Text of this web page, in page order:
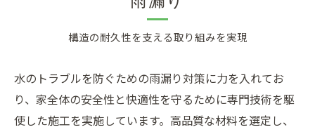
構造の耐久性を支える取り組みを実現
水のトラブルを防ぐための雨漏り対策に力を入れてお
り、家全体の安全性と快適性を守るために専門技術を駆
使した施工を実施しています。高品質な材料を選定し、